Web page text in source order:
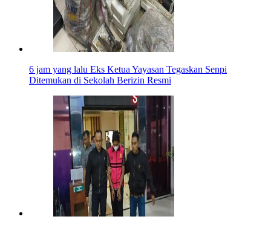
6 jam yang lalu Eks Ketua Yayasan Tegaskan Senpi
Ditemukan di Sekolah Berizin Resmi